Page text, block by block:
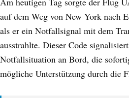
auf dem Weg von New York nach
als er ein Notfallsignal mit dem
ausstrahlte. Dieser Code
Notfallsituation an Bord, die
mögliche Unterstützung durch die